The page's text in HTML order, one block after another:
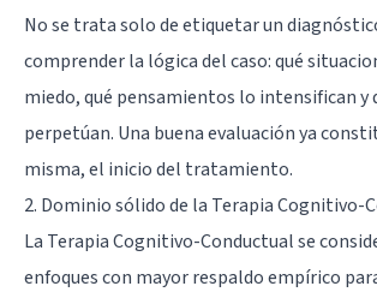
No se trata solo de etiquetar un
comprender la lógica del caso: qué
miedo, qué pensamientos lo intensifican y
perpetúan. Una buena evaluación ya
misma, el inicio del tratamiento.
2. Dominio sólido de la Terapia Cognitivo-
La Terapia Cognitivo-Conductual se
enfoques con mayor respaldo empírico